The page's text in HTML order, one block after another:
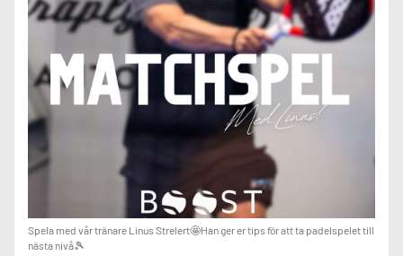
Spela med vår tränare Linus Strelert🤩Han ger er tips för att ta padelspelet till
nästa nivå🎾